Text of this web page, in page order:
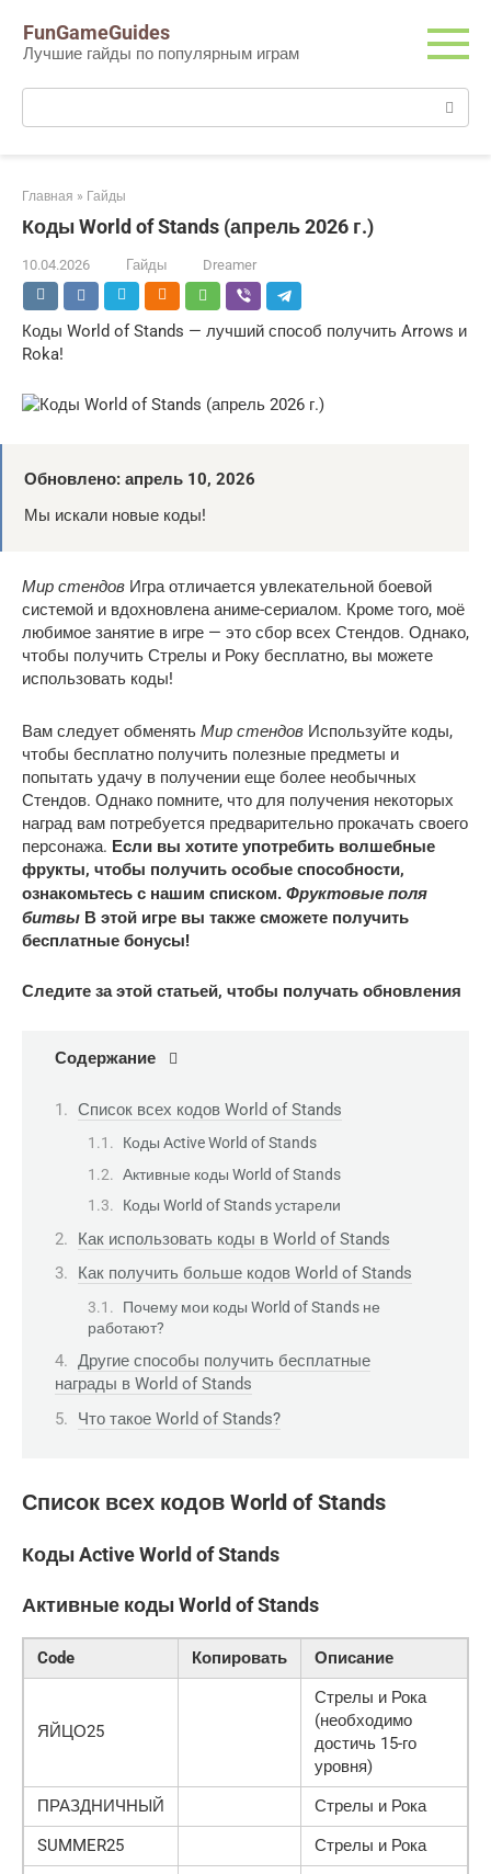
контенту
FunGameGuides
Лучшие гайды по популярным играм
Поиск:
Главная » Гайды
Коды World of Stands (апрель 2026 г.)
10.04.2026 Гайды Dreamer
Коды World of Stands — лучший способ получить Arrows и
Roka!
Обновлено: апрель 10, 2026
Мы искали новые коды!
Мир стендов Игра отличается увлекательной боевой
системой и вдохновлена ​​аниме-сериалом. Кроме того, моё
любимое занятие в игре — это сбор всех Стендов. Однако,
чтобы получить Стрелы и Року бесплатно, вы можете
использовать коды!
Вам следует обменять Мир стендов Используйте коды,
чтобы бесплатно получить полезные предметы и
попытать удачу в получении еще более необычных
Стендов. Однако помните, что для получения некоторых
наград вам потребуется предварительно прокачать своего
персонажа. Если вы хотите употребить волшебные
фрукты, чтобы получить особые способности,
ознакомьтесь с нашим списком. Фруктовые поля
битвы В этой игре вы также сможете получить
бесплатные бонусы!
Следите за этой статьей, чтобы получать обновления
Содержание
Список всех кодов World of Stands
Коды Active World of Stands
Активные коды World of Stands
Коды World of Stands устарели
Как использовать коды в World of Stands
Как получить больше кодов World of Stands
Почему мои коды World of Stands не
работают?
Другие способы получить бесплатные
награды в World of Stands
Что такое World of Stands?
Список всех кодов World of Stands
Коды Active World of Stands
Активные коды World of Stands
Code Копировать Описание
ЯЙЦО25
Стрелы и Рока
(необходимо
достичь 15-го
уровня)
ПРАЗДНИЧНЫЙ
Стрелы и Рока
SUMMER25
Стрелы и Рока